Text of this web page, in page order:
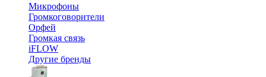
Микрофоны
Громкоговорители
Орфей
Громкая связь
iFLOW
Другие бренды